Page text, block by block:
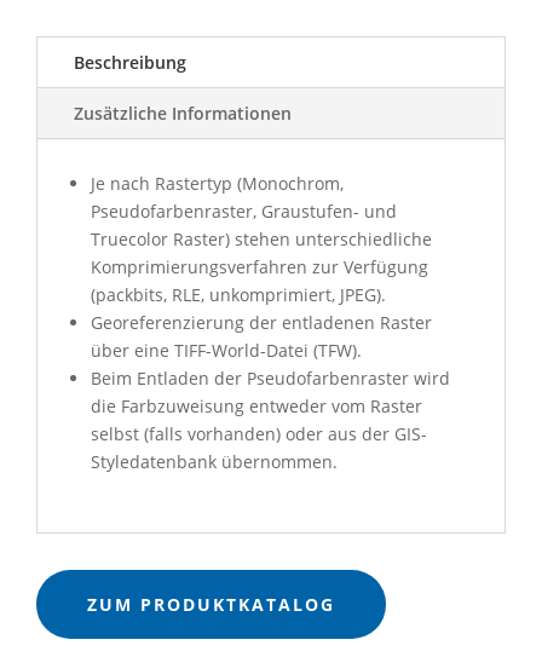
Beschreibung
Zusätzliche Informationen
Je nach Rastertyp (Monochrom,
Pseudofarbenraster, Graustufen- und
Truecolor Raster) stehen unterschiedliche
Komprimierungsverfahren zur Verfügung
(packbits, RLE, unkomprimiert, JPEG).
Georeferenzierung der entladenen Raster
über eine TIFF-World-Datei (TFW).
Beim Entladen der Pseudofarbenraster wird
die Farbzuweisung entweder vom Raster
selbst (falls vorhanden) oder aus der GIS-
Styledatenbank übernommen.
ZUM PRODUKTKATALOG